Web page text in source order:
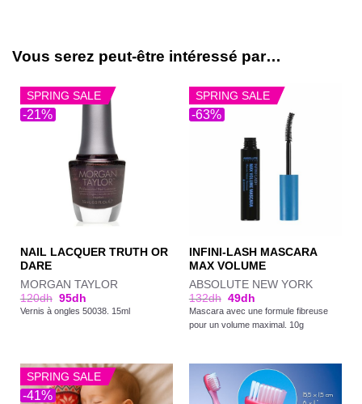
Vous serez peut-être intéressé par…
-21%
SPRING SALE
NAIL LACQUER TRUTH OR
DARE
MORGAN TAYLOR
120dh 95dh
Vernis à ongles 50038. 15ml
-63%
SPRING SALE
INFINI-LASH MASCARA
MAX VOLUME
ABSOLUTE NEW YORK
132dh 49dh
Mascara avec une formule fibreuse
pour un volume maximal. 10g
-41%
SPRING SALE